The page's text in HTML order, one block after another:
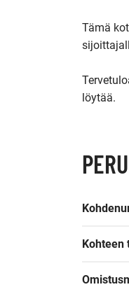
Tämä
löytää.
Kohteen